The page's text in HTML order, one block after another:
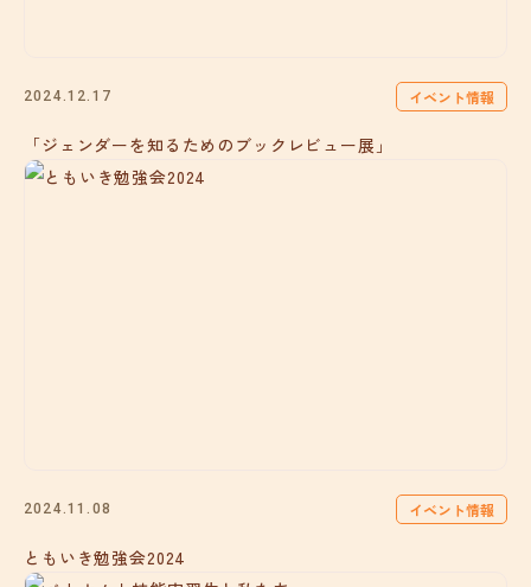
2024.12.17 イベント情報
「ジェンダーを知るためのブックレビュー展」
2024.11.08 イベント情報
ともいき勉強会2024